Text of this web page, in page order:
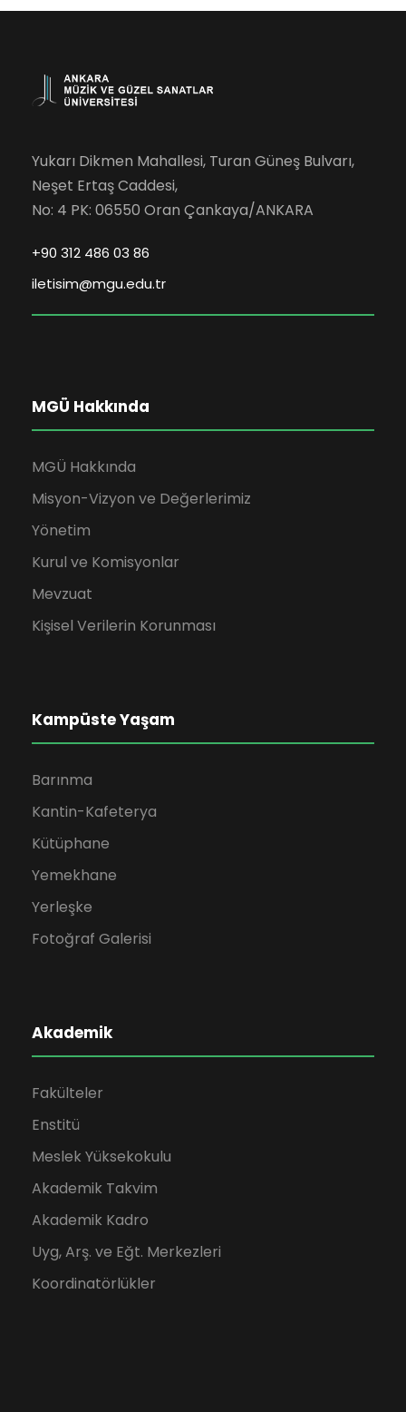
Yukarı Dikmen Mahallesi, Turan Güneş Bulvarı,
Neşet Ertaş Caddesi,
No: 4 PK: 06550 Oran Çankaya/ANKARA
+90 312 486 03 86
iletisim@mgu.edu.tr
MGÜ Hakkında
MGÜ Hakkında
Misyon-Vizyon ve Değerlerimiz
Yönetim
Kurul ve Komisyonlar
Mevzuat
Kişisel Verilerin Korunması
Kampüste Yaşam
Barınma
Kantin-Kafeterya
Kütüphane
Yemekhane
Yerleşke
Fotoğraf Galerisi
Akademik
Fakülteler
Enstitü
Meslek Yüksekokulu
Akademik Takvim
Akademik Kadro
Uyg, Arş. ve Eğt. Merkezleri
Koordinatörlükler